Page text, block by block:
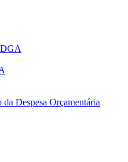
Despesa Orçamentária